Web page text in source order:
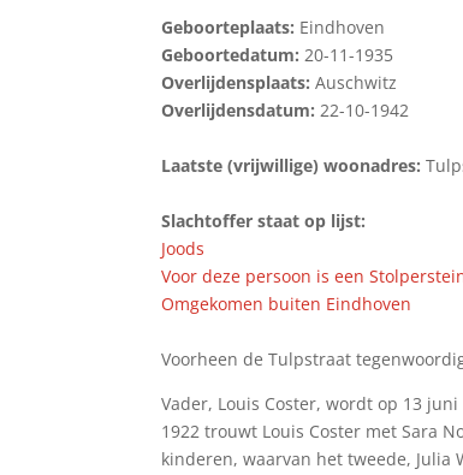
Geboorteplaats: Eindhoven
Geboortedatum:20-11-1935
Overlijdensplaats:Auschwitz
Overlijdensdatum:22-10-1942
Laatste (vrijwillige) woonadres:
Slachtoffer staat op lijst:
Joods
Voor deze persoon is een
Omgekomen buiten Eindhoven
Voorheen de Tulpstraat
Vader, Louis Coster, wordt op 13
1922 trouwt Louis Coster met Sara
kinderen, waarvan het tweede,